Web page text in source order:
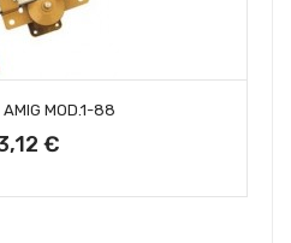
AL CARRITO
AMIG MOD.1-88
€